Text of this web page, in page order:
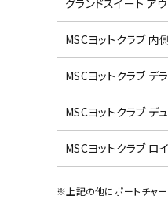
MSCヨットクラブ 内
MSCヨットクラブ デ
MSCヨットクラブ デ
MSCヨットクラブ ロ
※上記の他にポートチャ